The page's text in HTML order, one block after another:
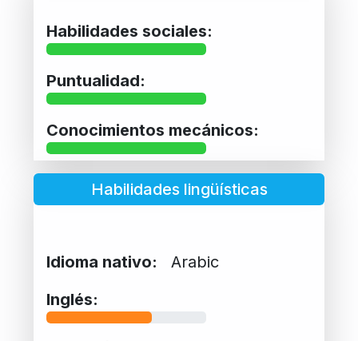
Habilidades sociales:
Puntualidad:
Conocimientos mecánicos:
Habilidades lingüísticas
Idioma nativo:
Arabic
Inglés: